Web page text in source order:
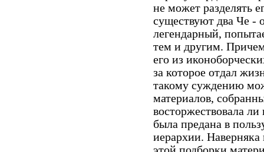
не может разделять
существуют два Че -
легендарный,
тем и другим.
его из
за которое отдал
такому суждению
материалов,
восторжествовала
была предана в
иерархии. Наверняка